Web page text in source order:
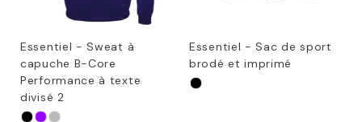
Essentiel - Sweat à
capuche B-Core
Performance à texte
divisé 2
Essentiel - Sac de sport
brodé et imprimé